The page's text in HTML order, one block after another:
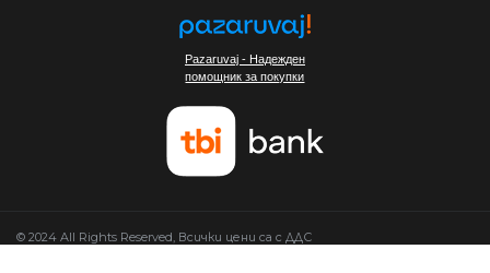
Pazaruvaj - Надежден
помощник за покупки
© 2024 All Rights Reserved, Всички цени са с ДДС